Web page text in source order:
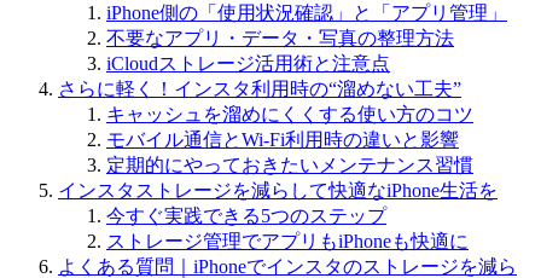
iPhone側の「使用状況確認」と「アプリ管理」
不要なアプリ・データ・写真の整理方法
iCloudストレージ活用術と注意点
さらに軽く！インスタ利用時の“溜めない工夫”
キャッシュを溜めにくくする使い方のコツ
モバイル通信とWi-Fi利用時の違いと影響
定期的にやっておきたいメンテナンス習慣
インスタストレージを減らして快適なiPhone生活を
今すぐ実践できる5つのステップ
ストレージ管理でアプリもiPhoneも快適に
よくある質問｜iPhoneでインスタのストレージを減ら